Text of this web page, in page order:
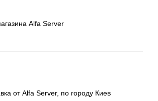
Alfa Server
от Alfa Server, по городу Киев